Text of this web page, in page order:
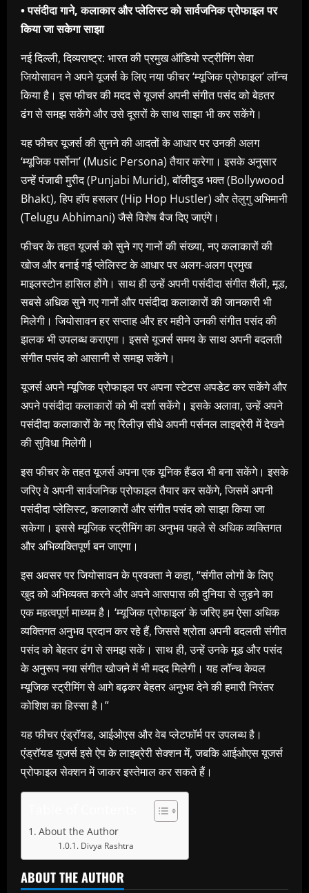
• पसंदीदा गाने, कलाकार और प्लेलिस्ट को सार्वजनिक प्रोफाइल पर
किया जा सकेगा साझा
नई दिल्ली, दिव्यराष्ट्र: भारत की प्रमुख ऑडियो स्ट्रीमिंग सेवा
जियोसावन ने अपने यूजर्स के लिए नया फीचर ‘म्यूजिक प्रोफाइल’ लॉन्च
किया है। इस फीचर की मदद से यूजर्स अपनी संगीत पसंद को बेहतर
ढंग से समझ सकेंगे और उसे दूसरों के साथ साझा भी कर सकेंगे।
यह फीचर यूजर्स की सुनने की आदतों के आधार पर उनकी अलग
‘म्यूजिक पर्सोना’ (Music Persona) तैयार करेगा। इसके अनुसार
उन्हें पंजाबी मुरीद (Punjabi Murid), बॉलीवुड भक्त (Bollywood
Bhakt), हिप हॉप हसलर (Hip Hop Hustler) और तेलुगु अभिमानी
(Telugu Abhimani) जैसे विशेष बैज दिए जाएंगे।
फीचर के तहत यूजर्स को सुने गए गानों की संख्या, नए कलाकारों की
खोज और बनाई गई प्लेलिस्ट के आधार पर अलग-अलग प्रमुख
माइलस्टोन हासिल होंगे। साथ ही उन्हें अपनी पसंदीदा संगीत शैली, मूड,
सबसे अधिक सुने गए गानों और पसंदीदा कलाकारों की जानकारी भी
मिलेगी। जियोसावन हर सप्ताह और हर महीने उनकी संगीत पसंद की
झलक भी उपलब्ध कराएगा। इससे यूजर्स समय के साथ अपनी बदलती
संगीत पसंद को आसानी से समझ सकेंगे।
यूजर्स अपने म्यूजिक प्रोफाइल पर अपना स्टेटस अपडेट कर सकेंगे और
अपने पसंदीदा कलाकारों को भी दर्शा सकेंगे। इसके अलावा, उन्हें अपने
पसंदीदा कलाकारों के नए रिलीज़ सीधे अपनी पर्सनल लाइब्रेरी में देखने
की सुविधा मिलेगी।
इस फीचर के तहत यूजर्स अपना एक यूनिक हैंडल भी बना सकेंगे। इसके
जरिए वे अपनी सार्वजनिक प्रोफाइल तैयार कर सकेंगे, जिसमें अपनी
पसंदीदा प्लेलिस्ट, कलाकारों और संगीत पसंद को साझा किया जा
सकेगा। इससे म्यूजिक स्ट्रीमिंग का अनुभव पहले से अधिक व्यक्तिगत
और अभिव्यक्तिपूर्ण बन जाएगा।
इस अवसर पर जियोसावन के प्रवक्ता ने कहा, “संगीत लोगों के लिए
खुद को अभिव्यक्त करने और अपने आसपास की दुनिया से जुड़ने का
एक महत्वपूर्ण माध्यम है। ‘म्यूजिक प्रोफाइल’ के जरिए हम ऐसा अधिक
व्यक्तिगत अनुभव प्रदान कर रहे हैं, जिससे श्रोता अपनी बदलती संगीत
पसंद को बेहतर ढंग से समझ सकें। साथ ही, उन्हें उनके मूड और पसंद
के अनुरूप नया संगीत खोजने में भी मदद मिलेगी। यह लॉन्च केवल
म्यूजिक स्ट्रीमिंग से आगे बढ़कर बेहतर अनुभव देने की हमारी निरंतर
कोशिश का हिस्सा है।”
यह फीचर एंड्रॉयड, आईओएस और वेब प्लेटफॉर्म पर उपलब्ध है।
एंड्रॉयड यूजर्स इसे ऐप के लाइब्रेरी सेक्शन में, जबकि आईओएस यूजर्स
प्रोफाइल सेक्शन में जाकर इस्तेमाल कर सकते हैं।
About the Author
Divya Rashtra
ABOUT THE AUTHOR